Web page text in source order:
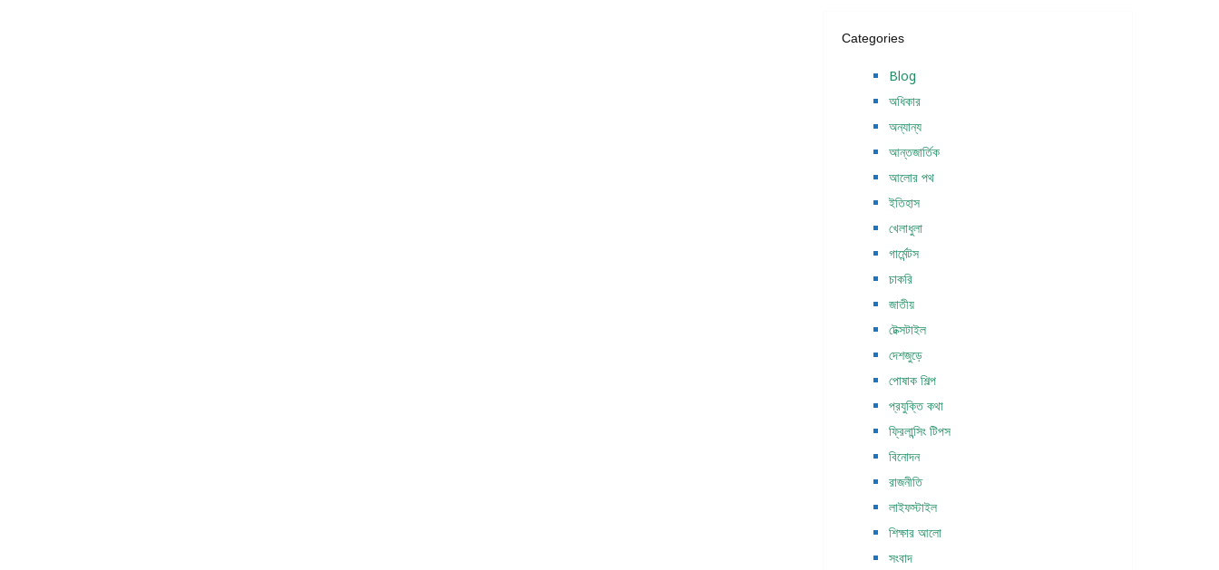
Categories
Blog
অধিকার
অন্যান্য
আন্তজার্তিক
আলোর পথ
ইতিহাস
খেলাধুলা
গার্মেন্টস
চাকরি
জাতীয়
টেক্সটাইল
দেশজুড়ে
পোষাক শিল্প
প্রযুক্তি কথা
ফ্রিলান্সিং টিপস
বিনোদন
রাজনীতি
লাইফস্টাইল
শিক্ষার আলো
সংবাদ